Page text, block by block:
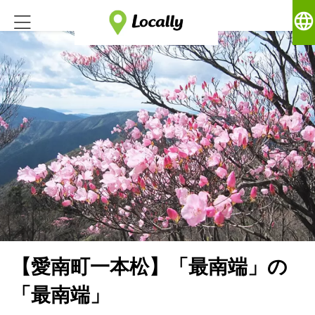
language
【愛南町一本松】「最南端」の
「最南端」